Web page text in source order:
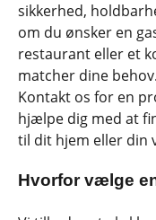
sikkerhed,
om du ønsker en
restaurant eller et
matcher dine behov.
Kontakt os for en
hjælpe dig med at
til dit hjem eller din
Hvorfor vælge